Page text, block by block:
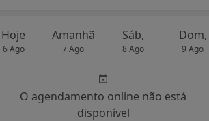
Hoje
6 Ago
Amanhã
7 Ago
Sáb,
8 Ago
Dom,
9 Ago
O agendamento online não está
disponível